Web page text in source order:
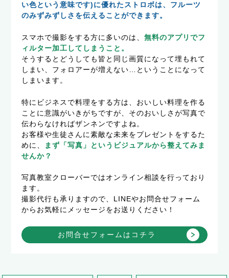
い色という意味です)に優れたストロボは、フルーツ
のみずみずしさを伝えることができます。
スマホで撮影をする方に多いのは、無料のアプリでフ
ィルター加工してしまうこと。
そうするとどうしても皆と同じ画質になって埋もれて
しまい、フォロアーが増えない…ということになって
しまいます。
特にビジネスで料理をする方は、おいしい料理を作る
ことに意識がいきがちですが、そのおいしさが写真で
伝わらなければザンネンですよね。
お客様や生徒さんに素敵な未来をプレゼントをするた
めに、
まず「写真」というビジュアルから整えてみま
せんか？
写真教室クローバーではオンライン相談を行っており
ます。
撮影代行も承りますので、LINEやお問合せフォーム
からお気軽にメッセージをお送りください！
お問合せフォームはコチラ